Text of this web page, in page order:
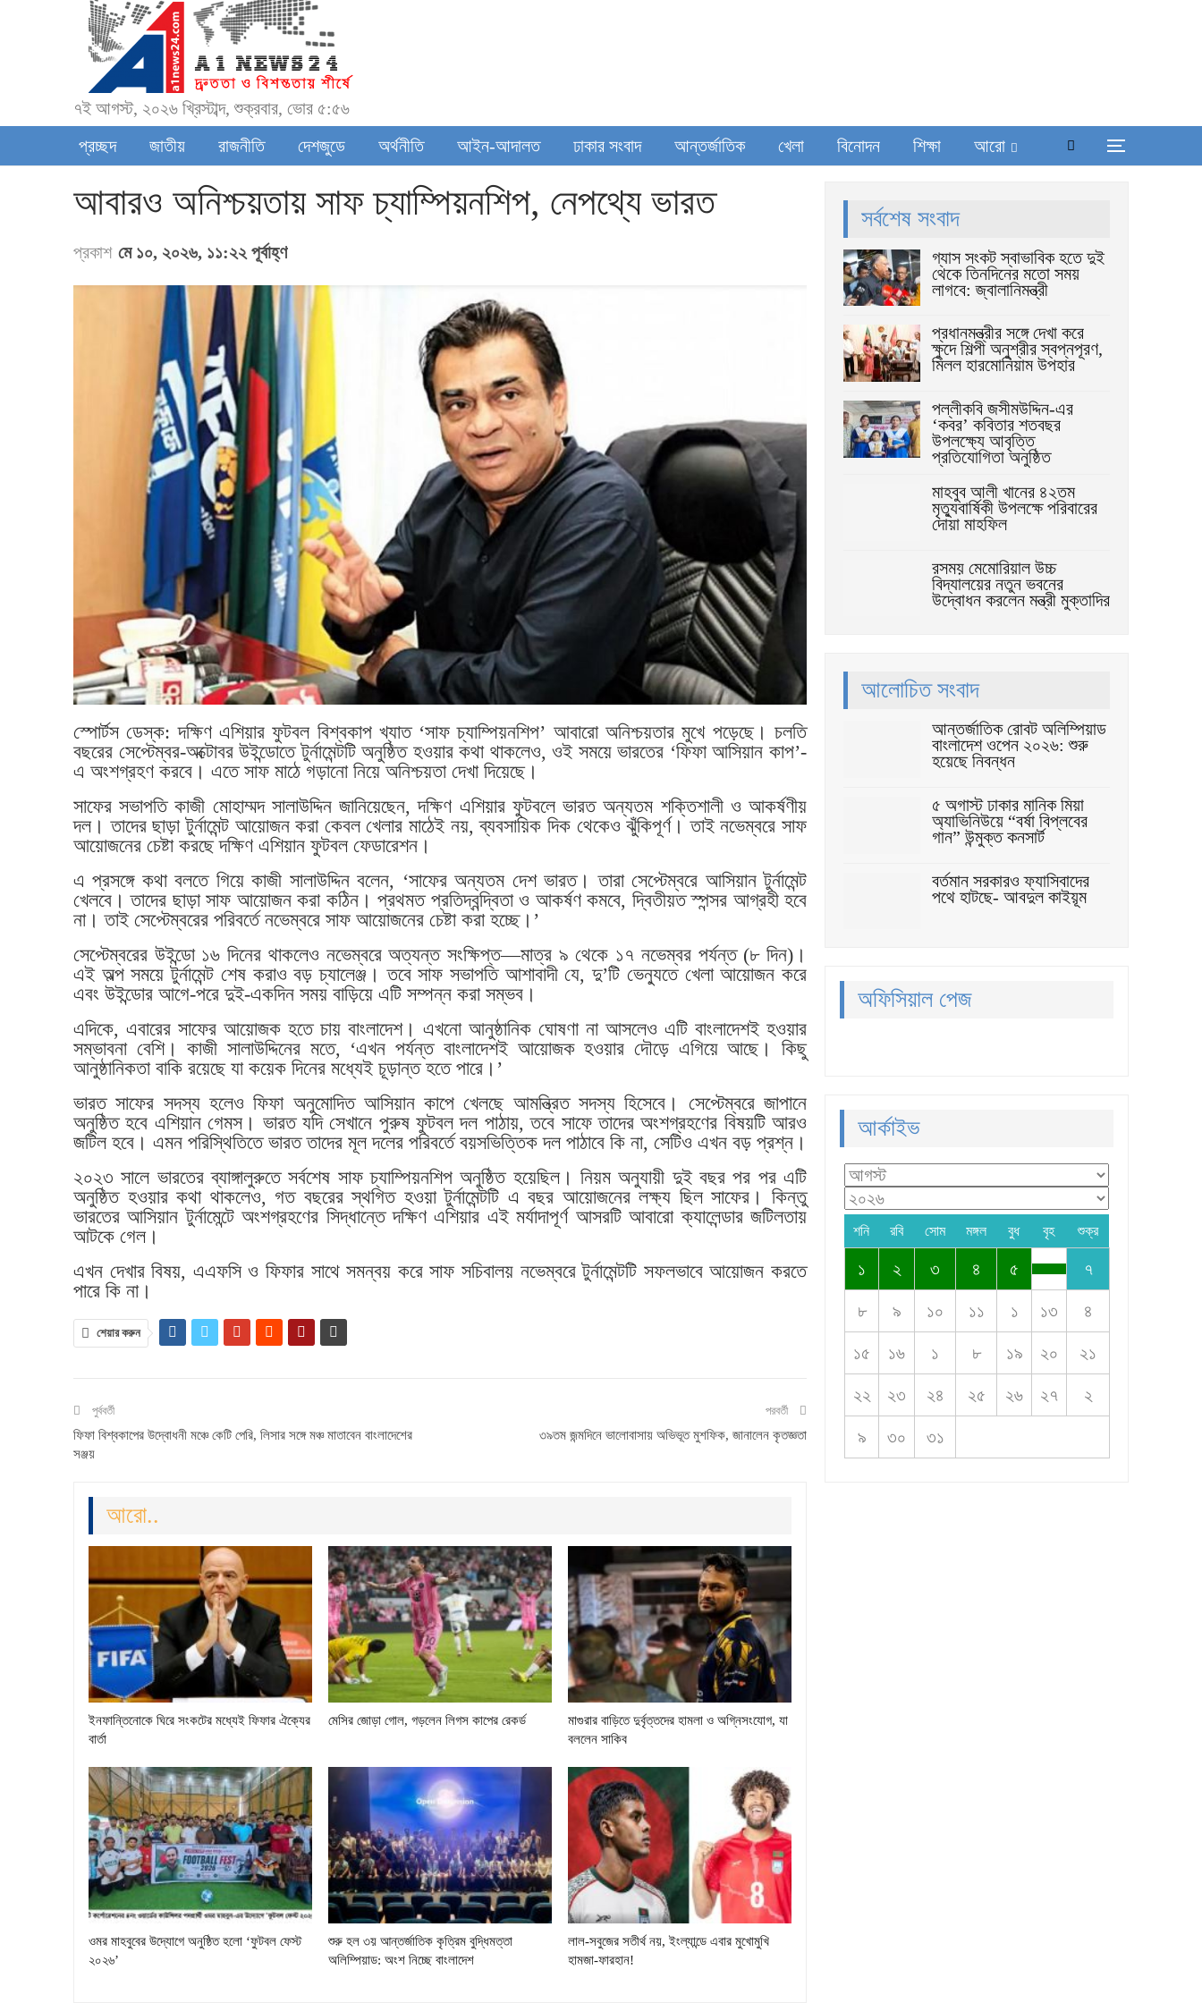
৭ই আগস্ট, ২০২৬ খ্রিস্টাব্দ, শুক্রবার, ভোর ৫:৫৬
প্রচ্ছদ
জাতীয় রাজনীতি দেশজুডে অর্থনীতি আইন-আদালত ঢাকার সংবাদ আন্তর্জাতিক খেলা বিনোদন শিক্ষা আরো
আবারও অনিশ্চয়তায় সাফ চ্যাম্পিয়নশিপ, নেপথ্যে ভারত
প্রকাশ মে ১০, ২০২৬, ১১:২২ পূর্বাহ্ণ
স্পোর্টস ডেস্ক: দক্ষিণ এশিয়ার ফুটবল বিশ্বকাপ খ্যাত ‘সাফ চ্যাম্পিয়নশিপ’ আবারো অনিশ্চয়তার মুখে পড়েছে। চলতি
বছরের সেপ্টেম্বর-অক্টোবর উইন্ডোতে টুর্নামেন্টটি অনুষ্ঠিত হওয়ার কথা থাকলেও, ওই সময়ে ভারতের ‘ফিফা আসিয়ান কাপ’-
এ অংশগ্রহণ করবে। এতে সাফ মাঠে গড়ানো নিয়ে অনিশ্চয়তা দেখা দিয়েছে।
সাফের সভাপতি কাজী মোহাম্মদ সালাউদ্দিন জানিয়েছেন, দক্ষিণ এশিয়ার ফুটবলে ভারত অন্যতম শক্তিশালী ও আকর্ষণীয়
দল। তাদের ছাড়া টুর্নামেন্ট আয়োজন করা কেবল খেলার মাঠেই নয়, ব্যবসায়িক দিক থেকেও ঝুঁকিপূর্ণ। তাই নভেম্বরে সাফ
আয়োজনের চেষ্টা করছে দক্ষিণ এশিয়ান ফুটবল ফেডারেশন।
এ প্রসঙ্গে কথা বলতে গিয়ে কাজী সালাউদ্দিন বলেন, ‘সাফের অন্যতম দেশ ভারত। তারা সেপ্টেম্বরে আসিয়ান টুর্নামেন্ট
খেলবে। তাদের ছাড়া সাফ আয়োজন করা কঠিন। প্রথমত প্রতিদ্বন্দ্বিতা ও আকর্ষণ কমবে, দ্বিতীয়ত স্পন্সর আগ্রহী হবে
না। তাই সেপ্টেম্বরের পরিবর্তে নভেম্বরে সাফ আয়োজনের চেষ্টা করা হচ্ছে।’
সেপ্টেম্বরের উইন্ডো ১৬ দিনের থাকলেও নভেম্বরে অত্যন্ত সংক্ষিপ্ত—মাত্র ৯ থেকে ১৭ নভেম্বর পর্যন্ত (৮ দিন)।
এই অল্প সময়ে টুর্নামেন্ট শেষ করাও বড় চ্যালেঞ্জ। তবে সাফ সভাপতি আশাবাদী যে, দু’টি ভেন্যুতে খেলা আয়োজন করে
এবং উইন্ডোর আগে-পরে দুই-একদিন সময় বাড়িয়ে এটি সম্পন্ন করা সম্ভব।
এদিকে, এবারের সাফের আয়োজক হতে চায় বাংলাদেশ। এখনো আনুষ্ঠানিক ঘোষণা না আসলেও এটি বাংলাদেশই হওয়ার
সম্ভাবনা বেশি। কাজী সালাউদ্দিনের মতে, ‘এখন পর্যন্ত বাংলাদেশই আয়োজক হওয়ার দৌড়ে এগিয়ে আছে। কিছু
আনুষ্ঠানিকতা বাকি রয়েছে যা কয়েক দিনের মধ্যেই চূড়ান্ত হতে পারে।’
ভারত সাফের সদস্য হলেও ফিফা অনুমোদিত আসিয়ান কাপে খেলছে আমন্ত্রিত সদস্য হিসেবে। সেপ্টেম্বরে জাপানে
অনুষ্ঠিত হবে এশিয়ান গেমস। ভারত যদি সেখানে পুরুষ ফুটবল দল পাঠায়, তবে সাফে তাদের অংশগ্রহণের বিষয়টি আরও
জটিল হবে। এমন পরিস্থিতিতে ভারত তাদের মূল দলের পরিবর্তে বয়সভিত্তিক দল পাঠাবে কি না, সেটিও এখন বড় প্রশ্ন।
২০২৩ সালে ভারতের ব্যাঙ্গালুরুতে সর্বশেষ সাফ চ্যাম্পিয়নশিপ অনুষ্ঠিত হয়েছিল। নিয়ম অনুযায়ী দুই বছর পর পর এটি
অনুষ্ঠিত হওয়ার কথা থাকলেও, গত বছরের স্থগিত হওয়া টুর্নামেন্টটি এ বছর আয়োজনের লক্ষ্য ছিল সাফের। কিন্তু
ভারতের আসিয়ান টুর্নামেন্টে অংশগ্রহণের সিদ্ধান্তে দক্ষিণ এশিয়ার এই মর্যাদাপূর্ণ আসরটি আবারো ক্যালেন্ডার জটিলতায়
আটকে গেল।
এখন দেখার বিষয়, এএফসি ও ফিফার সাথে সমন্বয় করে সাফ সচিবালয় নভেম্বরে টুর্নামেন্টটি সফলভাবে আয়োজন করতে
পারে কি না।
শেয়ার করুন
পুর্ববর্তী
ফিফা বিশ্বকাপের উদ্বোধনী মঞ্চে কেটি পেরি, লিসার সঙ্গে মঞ্চ মাতাবেন বাংলাদেশের
সঞ্জয়
পরবর্তী
৩৯তম জন্মদিনে ভালোবাসায় অভিভূত মুশফিক, জানালেন কৃতজ্ঞতা
আরো..
ইনফান্তিনোকে ঘিরে সংকটের মধ্যেই ফিফার ঐক্যের
বার্তা
মেসির জোড়া গোল, গড়লেন লিগস কাপের রেকর্ড
মাগুরার বাড়িতে দুর্বৃত্তদের হামলা ও অগ্নিসংযোগ, যা
বললেন সাকিব
ওমর মাহবুবের উদ্যোগে অনুষ্ঠিত হলো ‘ফুটবল ফেস্ট
২০২৬’
শুরু হল ৩য় আন্তর্জাতিক কৃত্রিম বুদ্ধিমত্তা
অলিম্পিয়াড: অংশ নিচ্ছে বাংলাদেশ
লাল-সবুজের সতীর্থ নয়, ইংল্যান্ডে এবার মুখোমুখি
হামজা-ফারহান!
সর্বশেষ সংবাদ
গ্যাস সংকট স্বাভাবিক হতে দুই
থেকে তিনদিনের মতো সময়
লাগবে: জ্বালানিমন্ত্রী
প্রধানমন্ত্রীর সঙ্গে দেখা করে
ক্ষুদে শিল্পী অনুশ্রীর স্বপ্নপূরণ,
মিলল হারমোনিয়াম উপহার
পল্লীকবি জসীমউদ্দিন-এর
‘কবর’ কবিতার শতবছর
উপলক্ষ্যে আবৃত্তি
প্রতিযোগিতা অনুষ্ঠিত
মাহবুব আলী খানের ৪২তম
মৃত্যুবার্ষিকী উপলক্ষে পরিবারের
দোয়া মাহফিল
রসময় মেমোরিয়াল উচ্চ
বিদ্যালয়ের নতুন ভবনের
উদ্বোধন করলেন মন্ত্রী মুক্তাদির
আলোচিত সংবাদ
আন্তর্জাতিক রোবট অলিম্পিয়াড
বাংলাদেশ ওপেন ২০২৬: শুরু
হয়েছে নিবন্ধন
৫ অগাস্ট ঢাকার মানিক মিয়া
অ্যাভিনিউয়ে “বর্ষা বিপ্লবের
গান” উন্মুক্ত কনসার্ট
বর্তমান সরকারও ফ্যাসিবাদের
পথে হাটছে- আবদুল কাইয়ূম
অফিসিয়াল পেজ
আর্কাইভ
শনি রবি সোম মঙ্গল বুধ বৃহ শুক্র
১ ২ ৩ ৪ ৫ ৭
৮ ৯ ১০ ১১ ১ ১৩ ৪
১৫ ১৬ ১ ৮ ১৯ ২০ ২১
২২ ২৩ ২৪ ২৫ ২৬ ২৭ ২
৯ ৩০ ৩১